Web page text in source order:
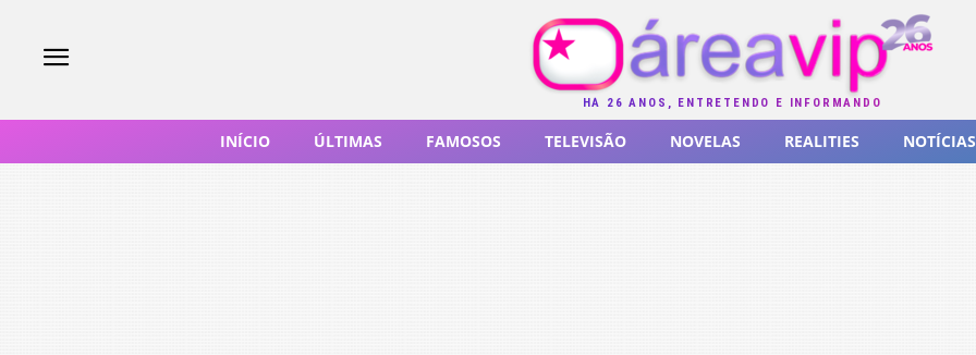
HÁ 26 ANOS, ENTRETENDO E INFORMANDO
INÍCIO ÚLTIMAS FAMOSOS TELEVISÃO NOVELAS REALITIES NOTÍCIAS